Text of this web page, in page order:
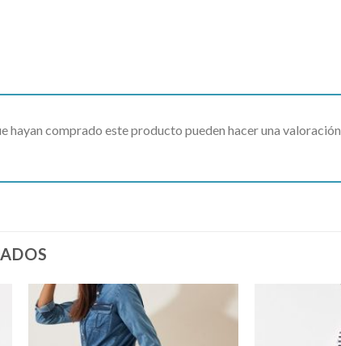
hayan comprado este producto pueden hacer una valoración.